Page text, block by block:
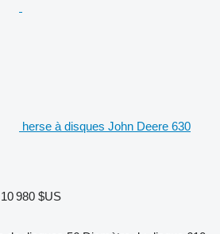
herse à disques John Deere 630
980 $US